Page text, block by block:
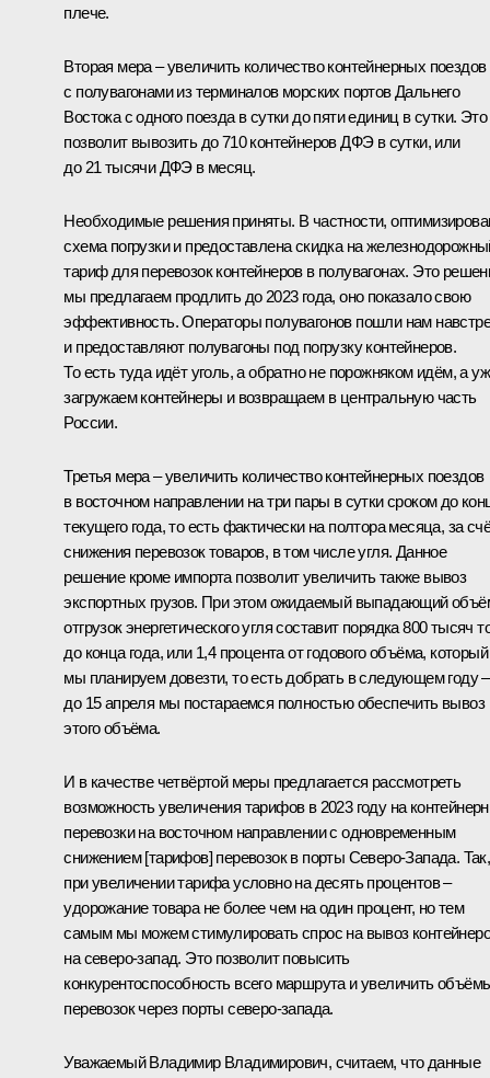
плече.
Вторая мера – увеличить количество контейнерных поездов
с полувагонами из терминалов морских портов Дальнего
Востока с одного поезда в сутки до пяти единиц в сутки. Это
позволит вывозить до 710 контейнеров ДФЭ в сутки, или
до 21 тысячи ДФЭ в месяц.
Необходимые решения приняты. В частности,
схема погрузки и предоставлена скидка на
тариф для перевозок контейнеров в полувагонах. Это
мы предлагаем продлить до 2023 года, оно показало свою
эффективность. Операторы полувагонов пошли нам
и предоставляют полувагоны под погрузку контейнеров.
То есть туда идёт уголь, а обратно не порожняком идём, а
загружаем контейнеры и возвращаем в центральную часть
России.
Третья мера – увеличить количество контейнерных поездов
в восточном направлении на три пары в сутки сроком до
текущего года, то есть фактически на полтора месяца, за
снижения перевозок товаров, в том числе угля. Данное
решение кроме импорта позволит увеличить также вывоз
экспортных грузов. При этом ожидаемый выпадающий
отгрузок энергетического угля составит порядка 800 тысяч
до конца года, или 1,4 процента от годового объёма, который
мы планируем довезти, то есть добрать в следующем году –
до 15 апреля мы постараемся полностью обеспечить вывоз
этого объёма.
И в качестве четвёртой меры предлагается рассмотреть
возможность увеличения тарифов в 2023 году на
перевозки на восточном направлении с одновременным
снижением [тарифов] перевозок в порты Северо-Запада. Так,
при увеличении тарифа условно на десять процентов –
удорожание товара не более чем на один процент, но тем
самым мы можем стимулировать спрос на вывоз
на северо-запад. Это позволит повысить
конкурентоспособность всего маршрута и увеличить
перевозок через порты северо-запада.
Уважаемый Владимир Владимирович, считаем, что данные